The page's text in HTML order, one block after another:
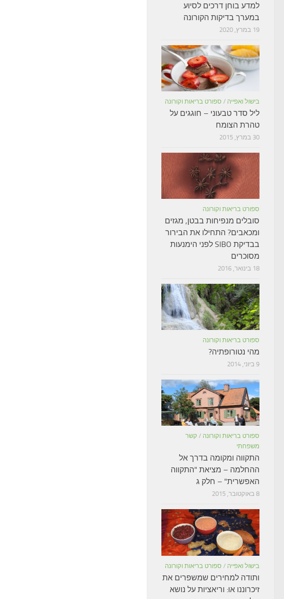
למדע בוחן דרכים לסיוע
במערך בדיקות הקורונה
19 במרץ, 2020
בישול ואפייה / ספורט בריאות וקורונה
ליל סדר טבעוני – חוגגים על
טהרת הצומח
30 במרץ, 2015
ספורט בריאות וקורונה
סובלים מנפיחות בבטן, מגזים
ומכאבים? התחילו את הבירור
בבדיקת SIBO לפני הימנעות
מסוכרים
18 בינואר, 2016
ספורט בריאות וקורונה
מהי נטורופתיה?
9 ביוני, 2014
ספורט בריאות וקורונה / קשר
משפחתי
התקווה ומקומה בדרך אל
ההחלמה – מציאת "התקווה
האפשרית" – חלק ג
8 באוקטובר, 2015
בישול ואפייה / ספורט בריאות וקורונה
ותודה למחירים שמשפרים את
זיכרוננו או: וריאציות על נושא